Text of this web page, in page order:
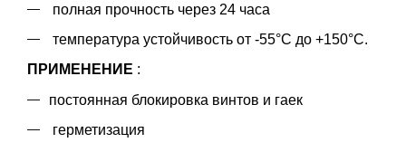
полная прочность через 24 часа
температура устойчивость от -55°С до +150°С.
ПРИМЕНЕНИЕ :
постоянная блокировка винтов и гаек
герметизация